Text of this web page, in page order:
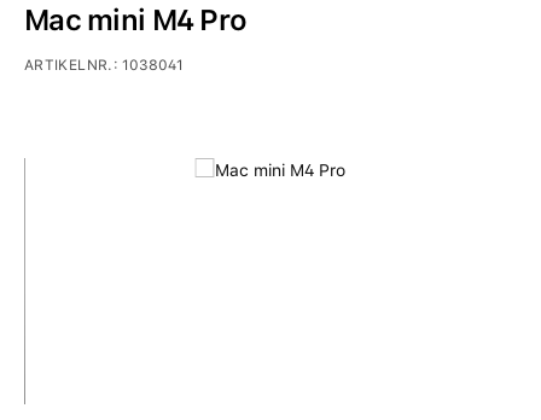
Bildergalerie überspringen
Mac mini M4 Pro
ARTIKELNR.:1038041